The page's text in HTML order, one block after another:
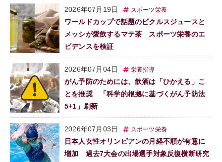
2026年07月19日 スポーツ栄養
ワールドカップで話題のピクルスジュースと
メッシが愛飲するマテ茶 スポーツ栄養のエ
ビデンスを検証
2026年07月04日 栄養指導
がん予防のためには、飲酒は「ひかえる」こ
とを推奨 「科学的根拠に基づくがん予防法
5+1」刷新
2026年07月03日 スポーツ栄養
日本人女性オリンピアンの月経不順が有意に
増加 過去7大会の出場選手対象反復横断研究